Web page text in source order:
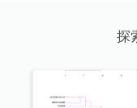
探